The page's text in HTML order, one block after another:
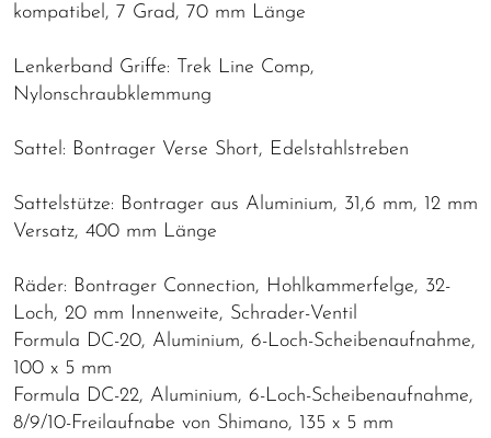
kompatibel, 7 Grad, 70 mm Länge
Lenkerband Griffe: Trek Line Comp,
Nylonschraubklemmung
Sattel: Bontrager Verse Short, Edelstahlstreben
Sattelstütze: Bontrager aus Aluminium, 31,6 mm, 12 mm
Versatz, 400 mm Länge
Räder: Bontrager Connection, Hohlkammerfelge, 32-
Loch, 20 mm Innenweite, Schrader-Ventil
Formula DC-20, Aluminium, 6-Loch-Scheibenaufnahme,
100 x 5 mm
Formula DC-22, Aluminium, 6-Loch-Scheibenaufnahme,
8/9/10-Freilaufnabe von Shimano, 135 x 5 mm